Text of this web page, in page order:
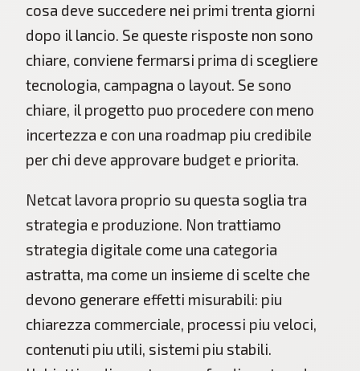
cosa deve succedere nei primi trenta giorni
dopo il lancio. Se queste risposte non sono
chiare, conviene fermarsi prima di scegliere
tecnologia, campagna o layout. Se sono
chiare, il progetto puo procedere con meno
incertezza e con una roadmap piu credibile
per chi deve approvare budget e priorita.
Netcat lavora proprio su questa soglia tra
strategia e produzione. Non trattiamo
strategia digitale come una categoria
astratta, ma come un insieme di scelte che
devono generare effetti misurabili: piu
chiarezza commerciale, processi piu veloci,
contenuti piu utili, sistemi piu stabili.